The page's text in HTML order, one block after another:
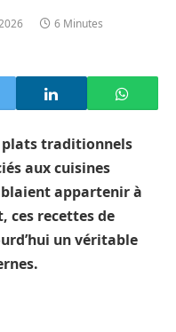
6 Minutes
plats traditionnels
aux cuisines
appartenir à
ces recettes de
un véritable